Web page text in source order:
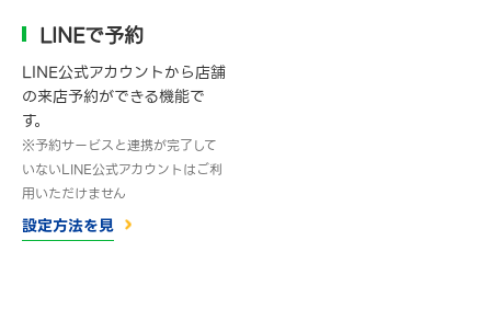
LINEで予約
LINE公式アカウントから店舗
の来店予約ができる機能で
す。
※予約サービスと連携が完了して
いないLINE公式アカウントはご利
用いただけません
設定方法を見